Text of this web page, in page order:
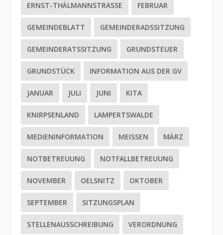
ERNST-THÄLMANNSTRASSE FEBRUAR
GEMEINDEBLATT GEMEINDERADSSITZUNG
GEMEINDERATSSITZUNG GRUNDSTEUER
GRUNDSTÜCK INFORMATION AUS DER GV
JANUAR JULI JUNI KITA
KNIRPSENLAND LAMPERTSWALDE
MEDIENINFORMATION MEISSEN MÄRZ
NOTBETREUUNG NOTFALLBETREUUNG
NOVEMBER OELSNITZ OKTOBER
SEPTEMBER SITZUNGSPLAN
STELLENAUSSCHREIBUNG VERORDNUNG